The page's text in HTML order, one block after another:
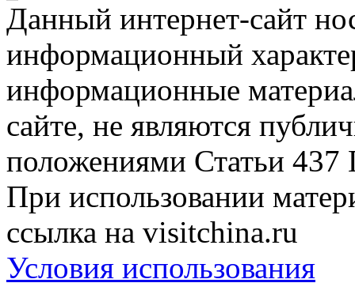
Данный интернет-сайт
информационный
информационные
сайте, не являются
положениями Статьи 437
При использовании
ссылка на visitchina.ru
Условия использования